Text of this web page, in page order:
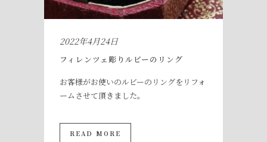
2022年4月24日
フィレンツェ彫りルビーのリング
お客様がお使いのルビーのリングをリフォ
ームさせて頂きました。
READ MORE